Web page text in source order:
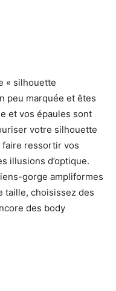
« silhouette
peu marquée et êtes
et vos épaules sont
votre silhouette
ressortir vos
illusions d’optique.
gorge ampliformes
taille, choisissez des
des body